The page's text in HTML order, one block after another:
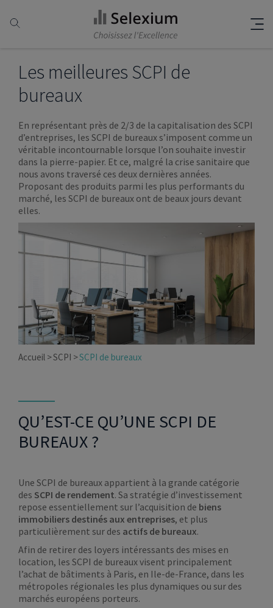
Les meilleures SCPI de
bureaux
En représentant près de 2/3 de la capitalisation des SCPI
d’entreprises, les SCPI de bureaux s’imposent comme un
véritable incontournable lorsque l’on souhaite investir
dans la pierre-papier. Et ce, malgré la crise sanitaire que
nous avons traversé ces deux dernières années.
Proposant des produits parmi les plus performants du
marché, les SCPI de bureaux ont de beaux jours devant
elles.
Accueil SCPI SCPI de bureaux
QU’EST-CE QU’UNE SCPI DE
BUREAUX ?
Une SCPI de bureaux appartient à la grande catégorie
des SCPI de rendement. Sa stratégie d’investissement
repose essentiellement sur l’acquisition de biens
immobiliers destinés aux entreprises, et plus
particulièrement sur des actifs de bureaux.
Afin de retirer des loyers intéressants des mises en
location, les SCPI de bureaux visent principalement
l’achat de bâtiments à Paris, en Ile-de-France, dans les
métropoles régionales les plus dynamiques ou sur des
marchés européens porteurs.